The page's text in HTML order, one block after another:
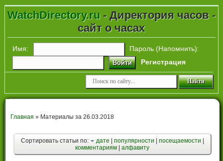
WatchDirectory.ru- Директория часов -
сайт о часах
Имя: Пароль (Напомнить):
Войти Регистрация
Главная » Материалы за 26.03.2018
Сортировать статьи по: дате| популярности посещаемости
комментариям |алфавиту